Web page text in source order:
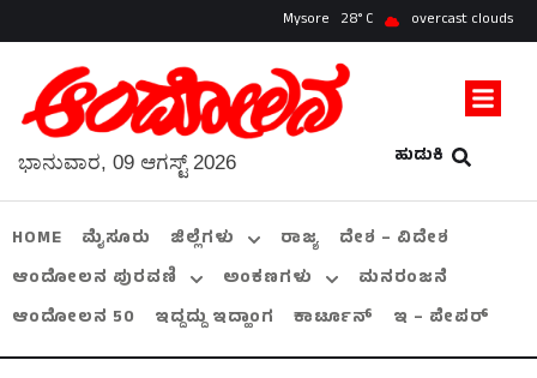
Mysore 28 overcast clouds
ಹುಡುಕಿ
ಭಾನುವಾರ, 09 ಆಗಸ್ಟ್ 2026
HOME ಮೈಸೂರು ಜಿಲ್ಲೆಗಳು ರಾಜ್ಯ
ದೇಶ – ವಿದೇಶ
ಆಂದೋಲನ ಪುರವಣಿ
ಅಂಕಣಗಳು
ಮನರಂಜನೆ
ಆಂದೋಲನ 50
ಇದ್ದದ್ದು ಇದ್ಹಾಂಗ ಕಾರ್ಟೂನ್ ಇ – ಪೇಪರ್